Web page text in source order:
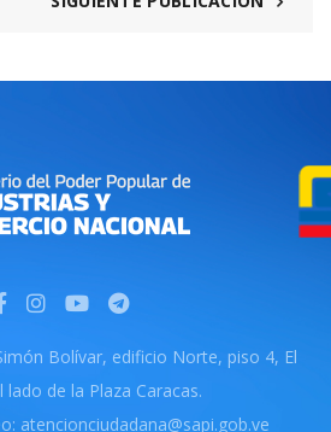
Bolívar, edificio Norte, piso 4, El
lado de la Plaza Caracas.
atencionciudadana@sapi.gob.ve